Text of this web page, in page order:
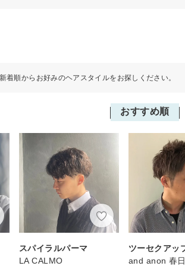
着順からお好みのヘアスタイルをお探しください。
おすすめ順
スパイラルパーマ
LA CALMO
ツーセクアッ
and anon 春